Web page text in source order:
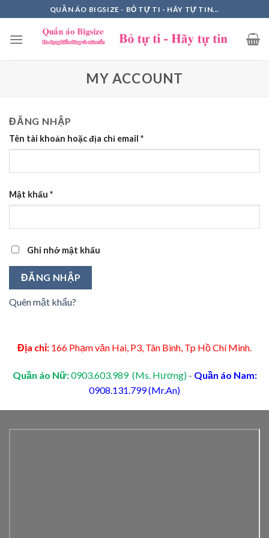
to
content
QUẦN ÁO BIGSIZE - BỎ TỰ TI - HÃY TỰ TIN...
MY ACCOUNT
ĐĂNG NHẬP
Tên tài khoản hoặc địa chỉ email *
Mật khẩu *
Ghi nhớ mật khẩu
ĐĂNG NHẬP
Quên mật khẩu?
Địa chỉ: 166 Phạm văn Hai, P3, Tân Bình, Tp Hồ Chí Minh.
Quần áo Nữ:0903.603.989 (Ms. Hương) - Quần áo Nam:
0908.131.799 (Mr.An)